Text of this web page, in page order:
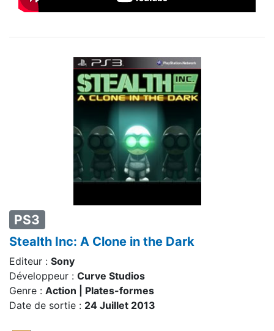
PS3
Stealth Inc: A Clone in the Dark
Editeur : Sony
Développeur : Curve Studios
Genre : Action | Plates-formes
Date de sortie : 24 Juillet 2013